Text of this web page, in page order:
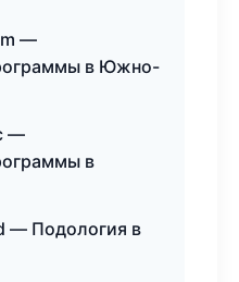
—
в Южно-
—
в
— Подология в